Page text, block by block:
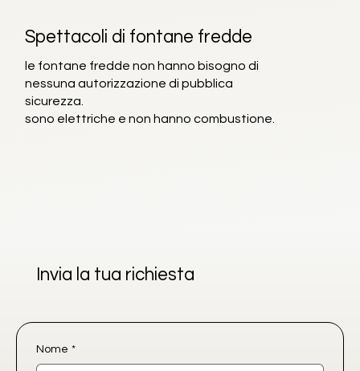
Spettacoli di fontane fredde
le fontane fredde non hanno bisogno di
nessuna autorizzazione di pubblica
sicurezza.
sono elettriche e non hanno combustione.
Invia la tua richiesta
Nome *